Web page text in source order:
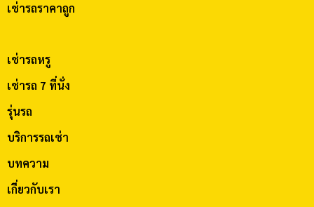
เช่ารถราคาถูก
เช่ารถหรู
เช่ารถ 7 ที่นั่ง
รุ่นรถ
บริการรถเช่า
บทความ
เกี่ยวกับเรา